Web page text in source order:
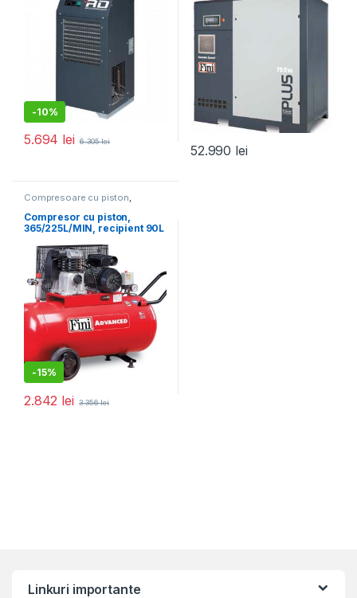
-10%
5.694 lei 6.305lei
52.990 lei
Compresoare cu piston,
Compresor cu piston,
365/225L/MIN, recipient 90L
-15%
2.842 lei 3.356lei
Linkuri importante